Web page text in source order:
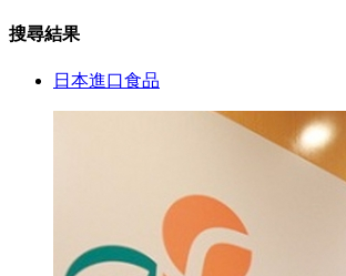
搜尋結果
日本進口食品